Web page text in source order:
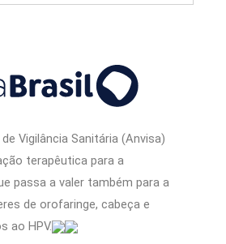
Vigilância Sanitária (Anvisa)
terapêutica para a
passa a valer também para a
de orofaringe, cabeça e
ao HPV.